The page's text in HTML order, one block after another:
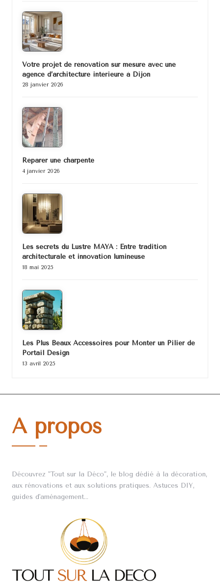
Votre projet de rénovation sur mesure avec une
agence d’architecture intérieure à Dijon
28 janvier 2026
Réparer une charpente
4 janvier 2026
Les secrets du Lustre MAYA : Entre tradition
architecturale et innovation lumineuse
18 mai 2025
Les Plus Beaux Accessoires pour Monter un Pilier de
Portail Design
13 avril 2025
A propos
Découvrez "Tout sur la Déco", le blog dédié à la décoration,
aux rénovations et aux solutions pratiques. Astuces DIY,
guides d'aménagement...